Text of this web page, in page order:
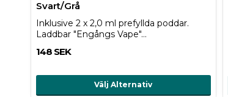
Svart/Grå
Inklusive 2 x 2,0 ml prefyllda poddar.
Laddbar "Engångs Vape"…
148 SEK
Välj Alternativ